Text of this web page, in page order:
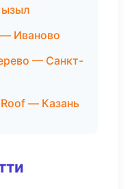
Иваново
— Санкт-
— Казань